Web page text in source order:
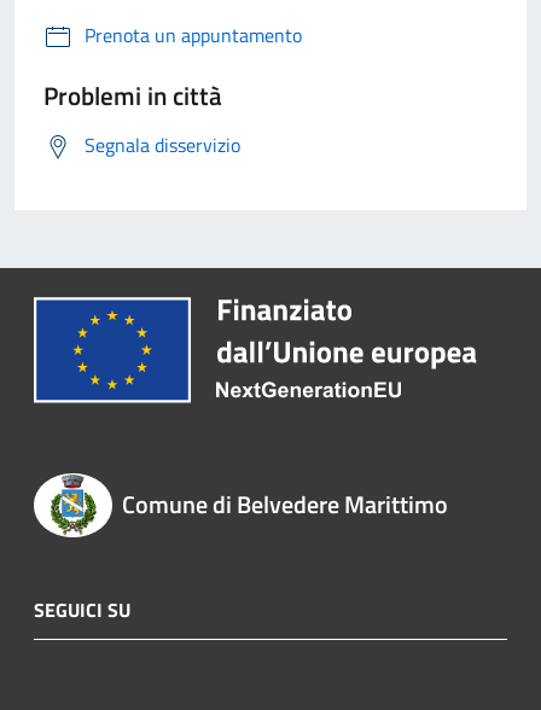
Prenota un appuntamento
Problemi in città
Segnala disservizio
Comune di Belvedere Marittimo
SEGUICI SU